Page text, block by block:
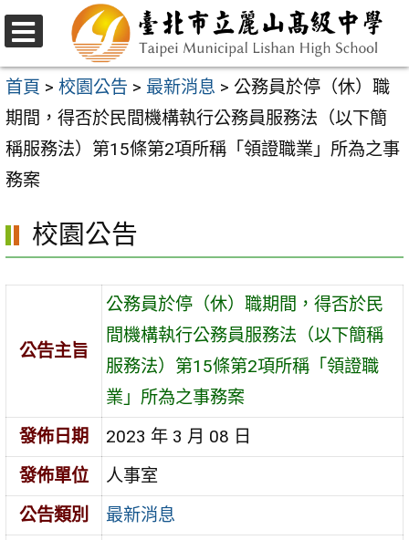
跳
至
主
要
內
容
選
單
首頁 > 校園公告 > 最新消息 > 公務員於停（休）職
期間，得否於民間機構執行公務員服務法（以下簡
稱服務法）第15條第2項所稱「領證職業」所為之事
務案
校園公告
公告主旨
公務員於停（休）職期間，得否於民
間機構執行公務員服務法（以下簡稱
服務法）第15條第2項所稱「領證職
業」所為之事務案
發佈日期
2023 年 3 月 08 日
發佈單位
人事室
公告類別
最新消息